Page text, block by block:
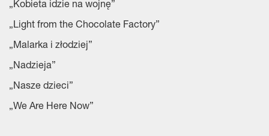
„Kobieta idzie na wojnę”
„Light from the Chocolate Factory”
„Malarka i złodziej”
„Nadzieja”
„Nasze dzieci”
„We Are Here Now”